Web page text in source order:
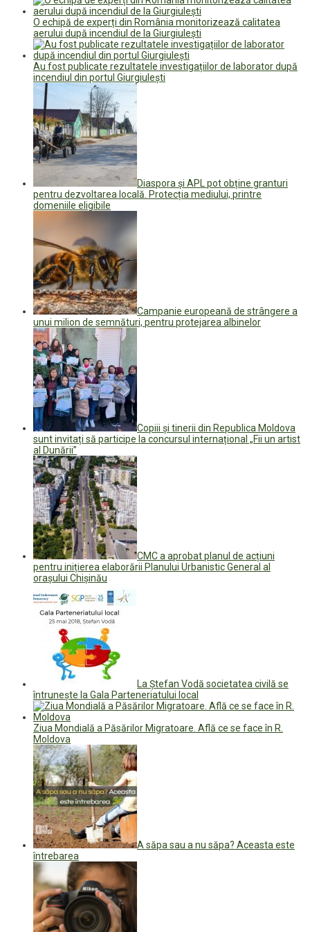
O echipă de experți din România monitorizează calitatea
aerului după incendiul de la Giurgiulești
Au fost publicate rezultatele investigațiilor de laborator după
incendiul din portul Giurgiulești
Diaspora și APL pot obține granturi
pentru dezvoltarea locală. Protecția mediului, printre
domeniile eligibile
Campanie europeană de strângere a
unui milion de semnături, pentru protejarea albinelor
Copiii și tinerii din Republica Moldova
sunt invitați să participe la concursul internațional „Fii un artist
al Dunării”
CMC a aprobat planul de acțiuni
pentru inițierea elaborării Planului Urbanistic General al
orașului Chișinău
La Ștefan Vodă societatea civilă se
întrunește la Gala Parteneriatului local
Ziua Mondială a Păsărilor Migratoare. Află ce se face în R.
Moldova
A săpa sau a nu săpa? Aceasta este
întrebarea